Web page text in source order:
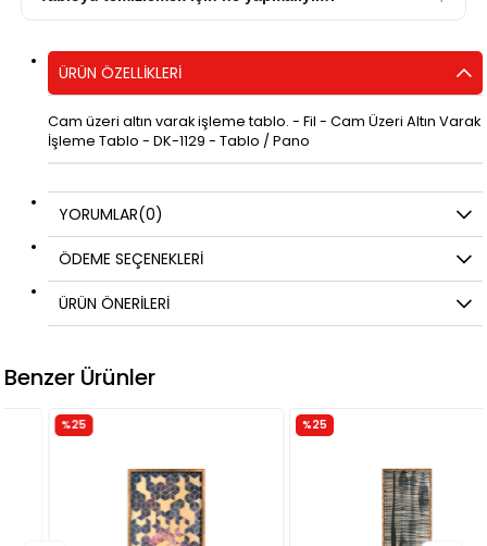
ÜRÜN ÖZELLIKLERI
Cam üzeri altın varak işleme tablo. - Fil - Cam Üzeri Altın Varak
İşleme Tablo - DK-1129 - Tablo / Pano
YORUMLAR(0)
ÖDEME SEÇENEKLERI
ÜRÜN ÖNERILERI
Benzer Ürünler